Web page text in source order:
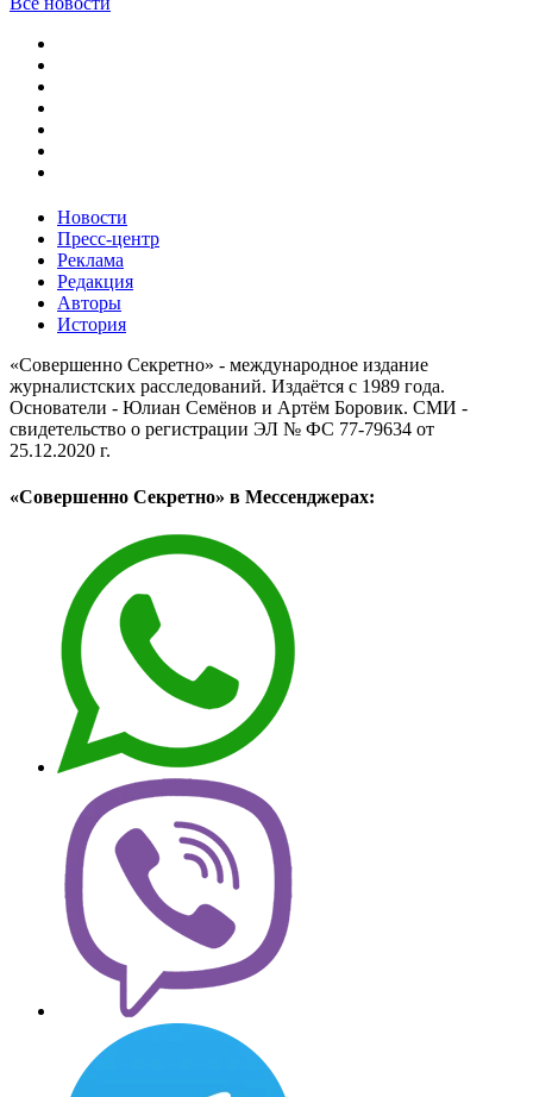
Новости
Пресс-центр
Реклама
Редакция
Авторы
История
«Совершенно Секретно» - международное издание
журналистских расследований. Издаётся с 1989 года.
Основатели - Юлиан Семёнов и Артём Боровик. CМИ -
свидетельство о регистрации ЭЛ № ФС 77-79634 от
25.12.2020 г.
«Совершенно Секретно» в Мессенджерах: